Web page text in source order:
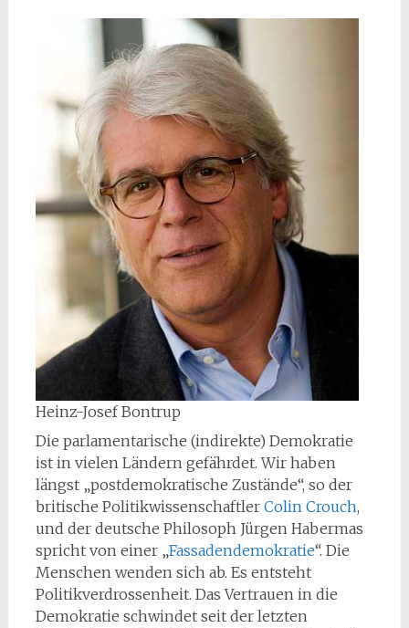
Heinz-Josef Bontrup
Die parlamentarische (indirekte) Demokratie
ist in vielen Ländern gefährdet. Wir haben
längst „postdemokratische Zustände“, so der
britische Politikwissenschaftler Colin Crouch,
und der deutsche Philosoph Jürgen Habermas
spricht von einer „Fassadendemokratie“. Die
Menschen wenden sich ab. Es entsteht
Politikverdrossenheit. Das Vertrauen in die
Demokratie schwindet seit der letzten